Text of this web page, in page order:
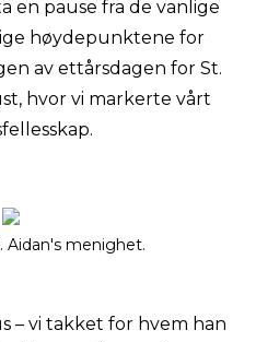
en pause fra de vanlige
høydepunktene for
av ettårsdagen for St.
hvor vi markerte vårt
Aidan's menighet.
– vi takket for hvem han